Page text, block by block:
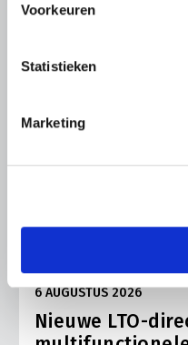
Voorkeuren
Statistieken
Marketing
6 AUGUSTUS 2026
Nieuwe LTO-